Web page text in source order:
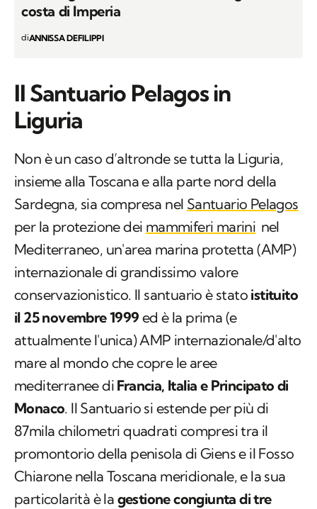
costa di Imperia
diANNISSA DEFILIPPI
Il Santuario Pelagos in
Liguria
Non è un caso d’altronde se tutta la Liguria,
insieme alla Toscana e alla parte nord della
Sardegna, sia compresa nel Santuario Pelagos
per la protezione dei mammiferi marini nel
Mediterraneo, un'area marina protetta (AMP)
internazionale di grandissimo valore
conservazionistico. Il santuario è stato istituito
il 25 novembre 1999 ed è la prima (e
attualmente l'unica) AMP internazionale/d'alto
mare al mondo che copre le aree
mediterranee di Francia, Italia e Principato di
Monaco. Il Santuario si estende per più di
87mila chilometri quadrati compresi tra il
promontorio della penisola di Giens e il Fosso
Chiarone nella Toscana meridionale, e la sua
particolarità è la gestione congiunta di tre